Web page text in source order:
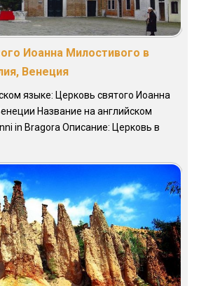
Иоанна Милостивого в
Венеция
языке: Церковь святого Иоанна
Название на английском
in Bragora Описание: Церковь в